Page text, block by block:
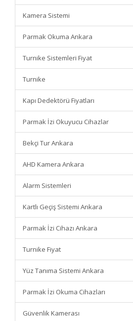
Kamera Sistemi
Parmak Okuma Ankara
Turnike Sistemleri Fiyat
Turnike
Kapı Dedektörü Fiyatları
Parmak İzi Okuyucu Cihazlar
Bekçi Tur Ankara
AHD Kamera Ankara
Alarm Sistemleri
Kartlı Geçiş Sistemi Ankara
Parmak İzi Cihazı Ankara
Turnike Fiyat
Yüz Tanıma Sistemi Ankara
Parmak İzi Okuma Cihazları
Güvenlik Kamerası